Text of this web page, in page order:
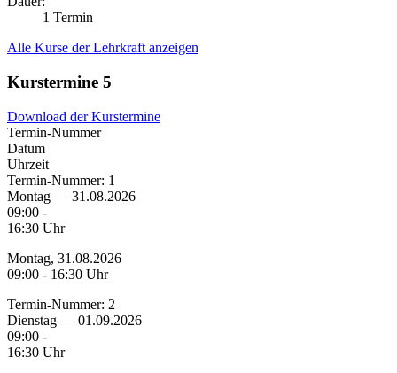
1 Termin
Alle Kurse der Lehrkraft anzeigen
Kurstermine 5
Download der Kurstermine
Termin-Nummer
Datum
Uhrzeit
Termin-Nummer: 1
Montag — 31.08.2026
09:00 -
16:30 Uhr
Montag, 31.08.2026
09:00 - 16:30 Uhr
Termin-Nummer: 2
Dienstag — 01.09.2026
09:00 -
16:30 Uhr